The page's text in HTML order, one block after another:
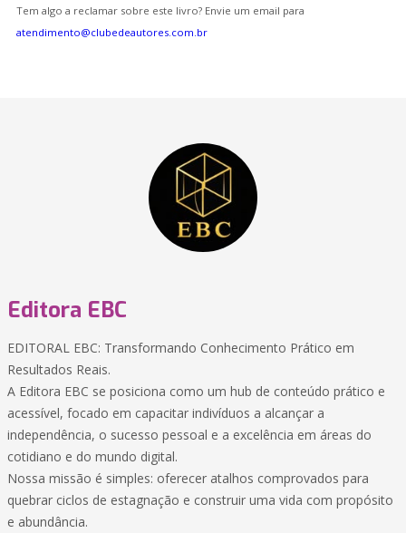
Tem algo a reclamar sobre este livro? Envie um email para
atendimento@clubedeautores.com.br
Editora EBC
EDITORAL EBC: Transformando Conhecimento Prático em
Resultados Reais.
A Editora EBC se posiciona como um hub de conteúdo prático e
acessível, focado em capacitar indivíduos a alcançar a
independência, o sucesso pessoal e a excelência em áreas do
cotidiano e do mundo digital.
Nossa missão é simples: oferecer atalhos comprovados para
quebrar ciclos de estagnação e construir uma vida com propósito
e abundância.